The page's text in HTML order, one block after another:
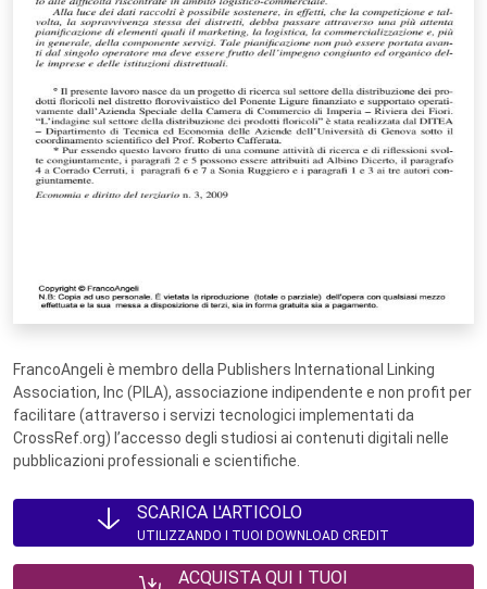
FrancoAngeli è membro della Publishers International Linking
Association, Inc (PILA), associazione indipendente e non profit per
facilitare (attraverso i servizi tecnologici implementati da
CrossRef.org) l’accesso degli studiosi ai contenuti digitali nelle
pubblicazioni professionali e scientifiche.
SCARICA L'ARTICOLO
UTILIZZANDO I TUOI DOWNLOAD CREDIT
ACQUISTA QUI I TUOI